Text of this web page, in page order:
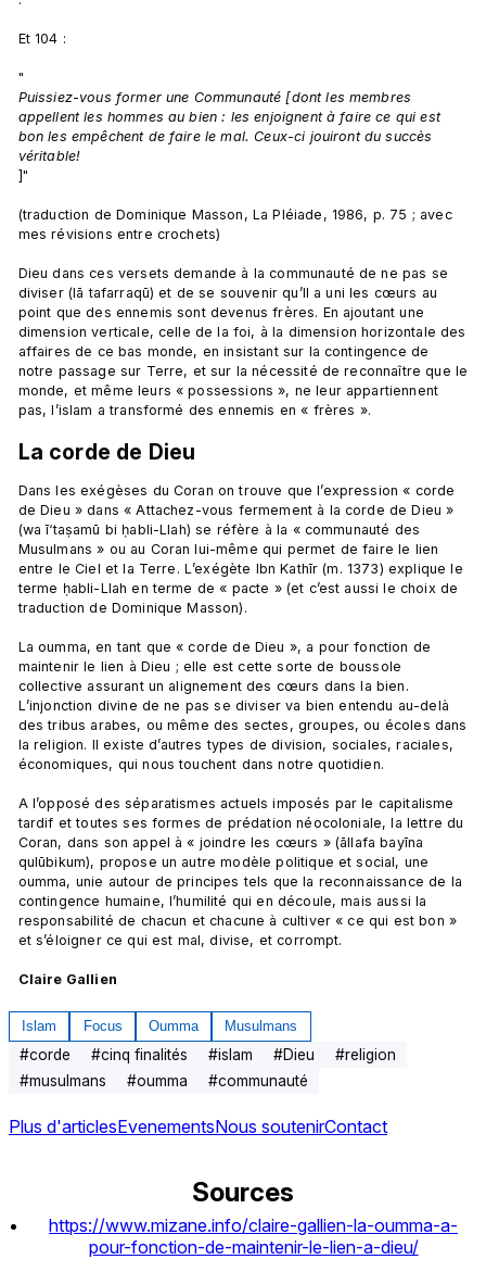
Et 104 :
"
Puissiez-vous former une Communauté [dont les membres
appellent les hommes au bien : les enjoignent à faire ce qui est
bon les empêchent de faire le mal. Ceux-ci jouiront du succès
véritable!
]"
(traduction de Dominique Masson, La Pléiade, 1986, p. 75 ; avec
mes révisions entre crochets)
Dieu dans ces versets demande à la communauté de ne pas se
diviser (lā tafarraqū) et de se souvenir qu’Il a uni les cœurs au
point que des ennemis sont devenus frères. En ajoutant une
dimension verticale, celle de la foi, à la dimension horizontale des
affaires de ce bas monde, en insistant sur la contingence de
notre passage sur Terre, et sur la nécessité de reconnaître que le
monde, et même leurs « possessions », ne leur appartiennent
La corde de Dieu
Dans les exégèses du Coran on trouve que l’expression « corde
de Dieu » dans « Attachez-vous fermement à la corde de Dieu »
(wa ī‘taṣamū bi ḥabli-Llah) se réfère à la « communauté des
Musulmans » ou au Coran lui-même qui permet de faire le lien
entre le Ciel et la Terre. L’exégète Ibn Kathīr (m. 1373) explique le
terme ḥabli-Llah en terme de « pacte » (et c’est aussi le choix de
traduction de Dominique Masson).
La oumma, en tant que « corde de Dieu », a pour fonction de
maintenir le lien à Dieu ; elle est cette sorte de boussole
collective assurant un alignement des cœurs dans la bien.
L’injonction divine de ne pas se diviser va bien entendu au-delà
des tribus arabes, ou même des sectes, groupes, ou écoles dans
la religion. Il existe d’autres types de division, sociales, raciales,
économiques, qui nous touchent dans notre quotidien.
A l’opposé des séparatismes actuels imposés par le capitalisme
tardif et toutes ses formes de prédation néocoloniale, la lettre du
Coran, dans son appel à « joindre les cœurs » (āllafa bayīna
qulūbikum), propose un autre modèle politique et social, une
oumma, unie autour de principes tels que la reconnaissance de la
contingence humaine, l’humilité qui en découle, mais aussi la
responsabilité de chacun et chacune à cultiver « ce qui est bon »
et s’éloigner ce qui est mal, divise, et corrompt.
Claire Gallien
Islam Focus Oumma Musulmans
#corde #cinq finalités #islam #Dieu #religion
#musulmans #oumma #communauté
Plus d'articlesEvenementsNous soutenirContact
Sources
https://www.mizane.info/claire-gallien-la-oumma-a-
pour-fonction-de-maintenir-le-lien-a-dieu/